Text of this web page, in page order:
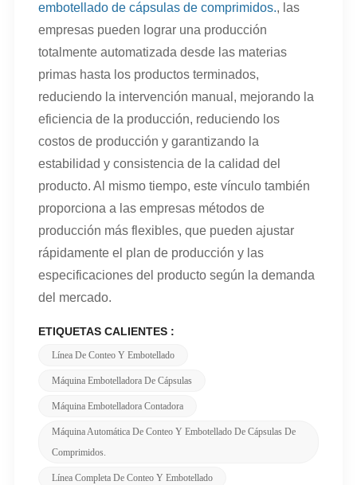
embotellado de cápsulas de comprimidos., las
empresas pueden lograr una producción
totalmente automatizada desde las materias
primas hasta los productos terminados,
reduciendo la intervención manual, mejorando la
eficiencia de la producción, reduciendo los
costos de producción y garantizando la
estabilidad y consistencia de la calidad del
producto. Al mismo tiempo, este vínculo también
proporciona a las empresas métodos de
producción más flexibles, que pueden ajustar
rápidamente el plan de producción y las
especificaciones del producto según la demanda
del mercado.
ETIQUETAS CALIENTES :
Línea De Conteo Y Embotellado
Máquina Embotelladora De Cápsulas
Máquina Embotelladora Contadora
Máquina Automática De Conteo Y Embotellado De Cápsulas De
Comprimidos.
Línea Completa De Conteo Y Embotellado